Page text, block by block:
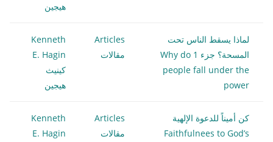
هيجين
لماذا يسقط الناس تحت
المسحة؟ جزء 1 Why do
people fall under the
power
Articles
مقالات
Kenneth
E. Hagin
كينيث
هيجين
كن أميناً للدعوة الإلهية
Faithfulnees to God’s
Articles
مقالات
Kenneth
E. Hagin